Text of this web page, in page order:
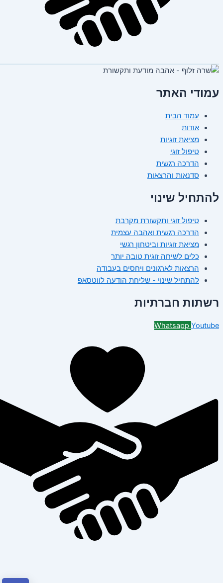
עמודי האתר
עמוד הבית
אודות
מציאת זוגיות
טיפול זוגי
הדרכה רגשית
סדנאות והרצאות
להתחיל שינוי
טיפול זוגי ותקשורת מקרבת
הדרכה רגשית ואהבה עצמית
מציאת זוגיות וביטחון רגשי
כלים לשיחה זוגית טובה יותר
הרצאות לארגונים ויחסים בעבודה
להתחיל שינוי - שליחת הודעה לווטסאפ
רשתות חברתיות
Whatsapp Youtube